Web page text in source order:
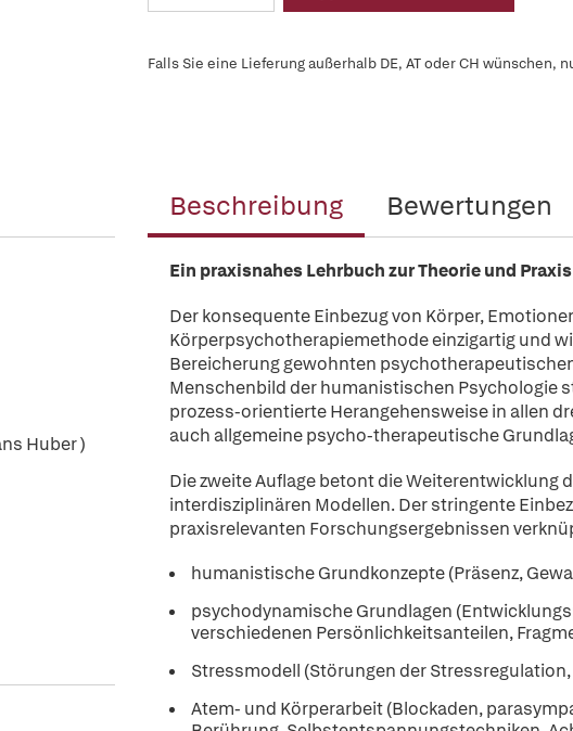
Falls Sie eine Lieferung außerhalb DE, AT oder CH wünschen,
Beschreibung Bewertungen
Ein praxisnahes Lehrbuch zur Theorie und
Der konsequente Einbezug von Körper,
Körperpsychotherapiemethode einzigartig und
Bereicherung gewohnten
Menschenbild der humanistischen Psychologie
prozess-orientierte Herangehensweise in allen
auch allgemeine psycho-therapeutische
Die zweite Auflage betont die Weiterentwicklung
interdisziplinären Modellen. Der stringente
praxisrelevanten Forschungsergebnissen
humanistische Grundkonzepte (Präsenz,
psychodynamische Grundlagen
verschiedenen Persönlichkeitsanteilen,
Stressmodell (Störungen der
Atem- und Körperarbeit (Blockaden,
Huber )